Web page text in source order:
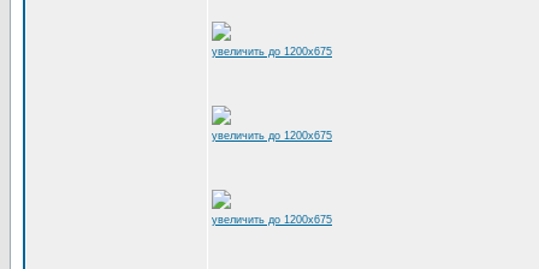
увеличить до 1200x675
увеличить до 1200x675
увеличить до 1200x675